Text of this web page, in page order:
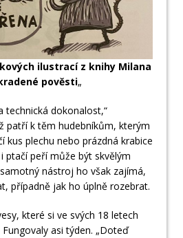
ilustrací z knihy Milana
pověsti„
technická dokonalost,“
patří k těm hudebníkům, kterým
kus plechu nebo prázdná krabice
ptačí peří může být skvělým
nástroj ho však zajímá,
případně jak ho úplně rozebrat.
které si ve svých 18 letech
asi týden. „Doteď